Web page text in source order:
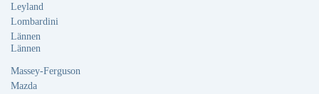
Leyland
Lombardini
Lännen
Lännen
Massey-Ferguson
Mazda